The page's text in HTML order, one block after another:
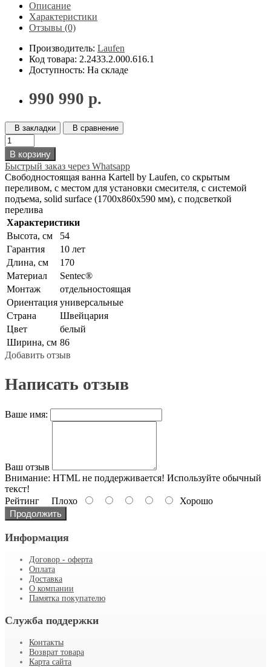
Описание
Характеристики
Отзывы (0)
Производитель: Laufen
Код товара: 2.2433.2.000.616.1
Доступность: На складе
990 990 р.
В закладки В сравнение
В корзину
Быстрый заказ через Whatsapp
Свободностоящая ванна Kartell by Laufen, со скрытым
переливом, c местом для установки смесителя, с системой
подъема, solid surface (1700x860x590 мм), с подсветкой
перелива
Характеристики
Высота, см
54
Гарантия
10 лет
Длина, см
170
Материал
Sentec®
Монтаж
отдельностоящая
Ориентация универсальные
Страна
Швейцария
Цвет
белый
Ширина, см 86
Добавить отзыв
Написать отзыв
Ваше имя:
Ваш отзыв
Внимание: HTML не поддерживается! Используйте обычный
текст!
Рейтинг Плохо
Хорошо
Продолжить
Информация
Договор - оферта
Оплата
Доставка
О компании
Памятка покупателю
Служба поддержки
Контакты
Возврат товара
Карта сайта